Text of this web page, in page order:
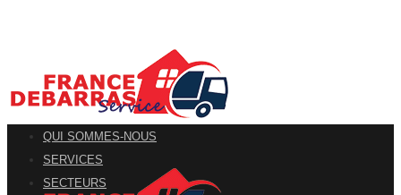
QUI SOMMES-NOUS
SERVICES
SECTEURS